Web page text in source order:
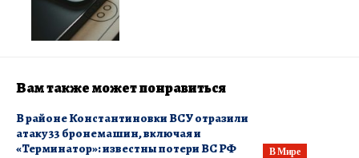
Вам также может понравиться
В Мире
​В районе Константиновки ВСУ отразили
атаку 33 бронемашин, включая и
«Терминатор»: известны потери ВС РФ